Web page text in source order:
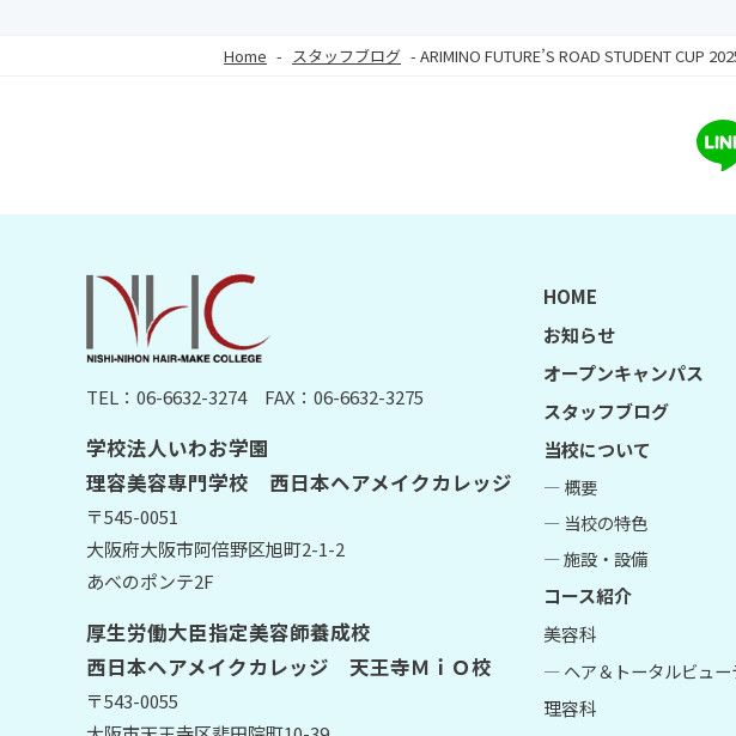
Home - スタッフブログ - ARIMINO FUTURE’S ROAD STUDENT CUP
TEL：06-6632-3274FAX：06-6632-3275
学校法人いわお学園
理容美容専門学校 西日本ヘアメイクカレッジ
〒545-0051
大阪府大阪市阿倍野区旭町2-1-2
あべのポンテ2F
厚生労働大臣指定美容師養成校
西日本ヘアメイクカレッジ 天王寺ＭｉＯ校
〒543-0055
HOME
お知らせ
オープンキャンパス
スタッフブログ
当校について
― 概要
― 当校の特色
― 施設・設備
コース紹介
美容科
― ヘア＆トータルビュー
理容科